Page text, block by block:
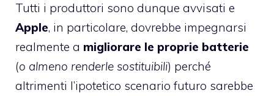
Tutti i produttori sono dunque avvisati e
Apple, in particolare, dovrebbe impegnarsi
realmente a migliorare le proprie batterie
(o almeno renderle sostituibili) perché
altrimenti l’ipotetico scenario futuro sarebbe